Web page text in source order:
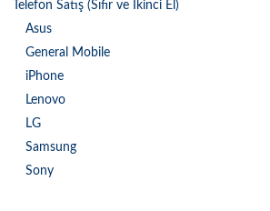
Telefon Satış (Sıfır ve İkinci El)
Asus
General Mobile
iPhone
Lenovo
LG
Samsung
Sony